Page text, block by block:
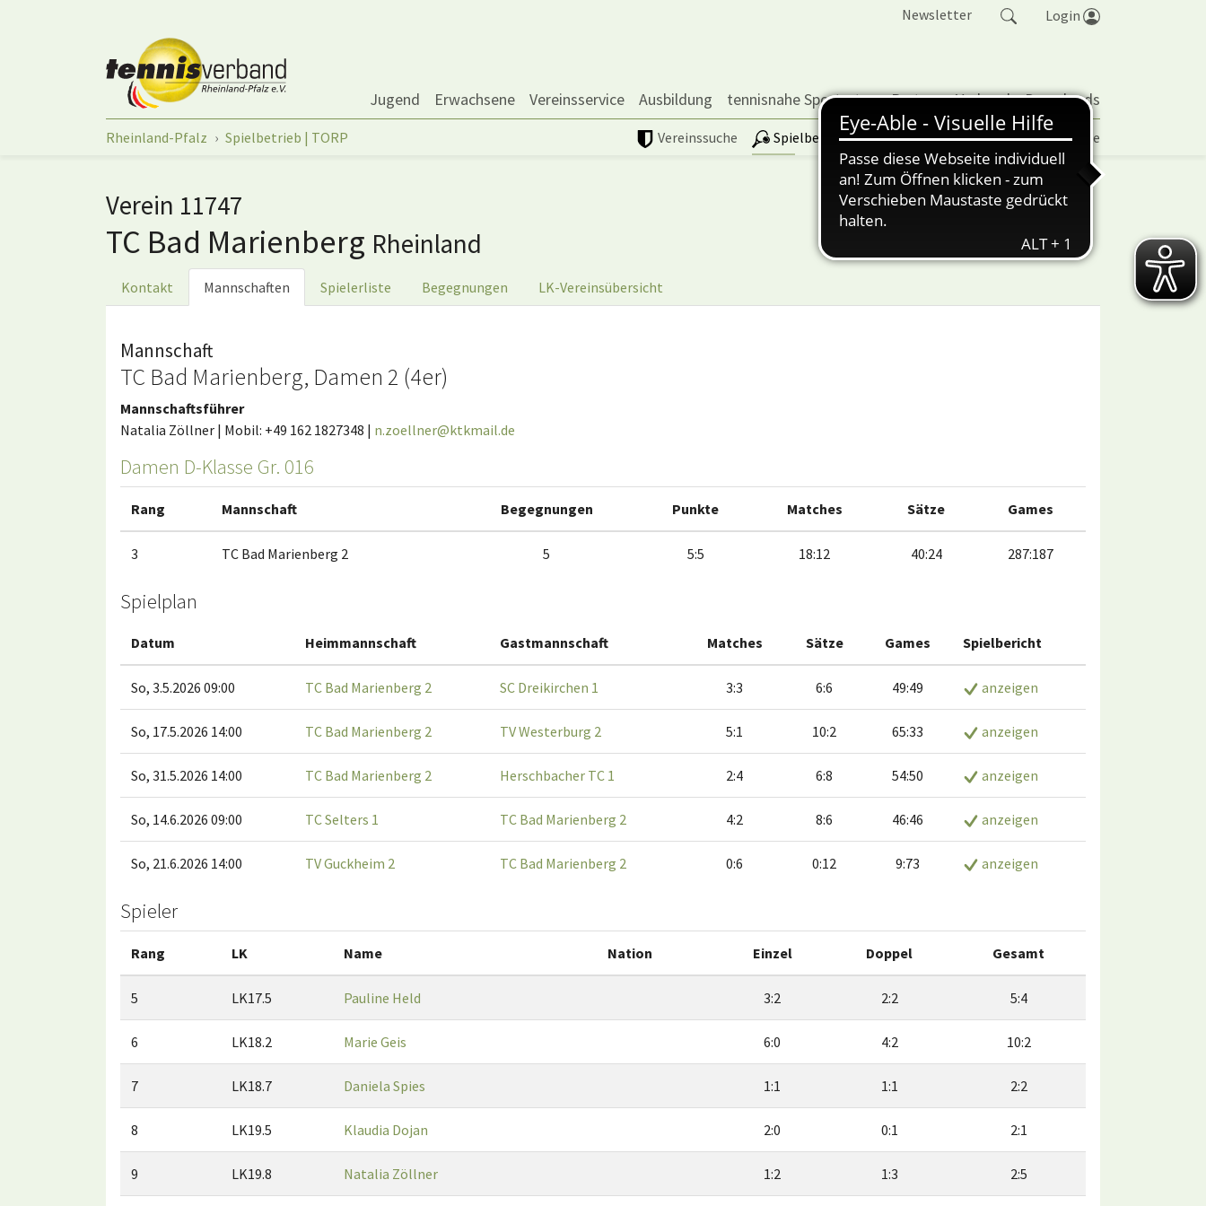
Newsletter Login
Jugend Erwachsene Vereinsservice Ausbildung tennisnahe Sportarten Partner Verband Downloads
Vereinssuche Spielbetrieb | TORP Vereinspokal Turniere
Sie sind hier:
Rheinland-Pfalz Spielbetrieb | TORP
Verein 11747
TC Bad Marienberg Rheinland
Kontakt Mannschaften Spielerliste Begegnungen LK-Vereinsübersicht
Mannschaft
TC Bad Marienberg, Damen 2 (4er)
Mannschaftsführer
Natalia Zöllner | Mobil: +49 162 1827348 | n.zoellner@ktkmail.de
Damen D-Klasse Gr. 016
Rang Mannschaft Begegnungen Punkte Matches Sätze Games
3 TC Bad Marienberg 2 5 5:5 18:12 40:24 287:187
Spielplan
Datum Heimmannschaft Gastmannschaft Matches Sätze Games Spielbericht
So, 3.5.2026 09:00 TC Bad Marienberg 2 SC Dreikirchen 1 3:3 6:6 49:49 anzeigen
So, 17.5.2026 14:00 TC Bad Marienberg 2 TV Westerburg 2 5:1 10:2 65:33 anzeigen
So, 31.5.2026 14:00 TC Bad Marienberg 2 Herschbacher TC 1 2:4 6:8 54:50 anzeigen
So, 14.6.2026 09:00 TC Selters 1 TC Bad Marienberg 2 4:2 8:6 46:46 anzeigen
So, 21.6.2026 14:00 TV Guckheim 2 TC Bad Marienberg 2 0:6 0:12 9:73 anzeigen
Spieler
Rang LK Name Nation Einzel Doppel Gesamt
5 LK17.5 Pauline Held 3:2 2:2 5:4
6 LK18.2 Marie Geis 6:0 4:2 10:2
7 LK18.7 Daniela Spies 1:1 1:1 2:2
8 LK19.5 Klaudia Dojan 2:0 0:1 2:1
9 LK19.8 Natalia Zöllner 1:2 1:3 2:5